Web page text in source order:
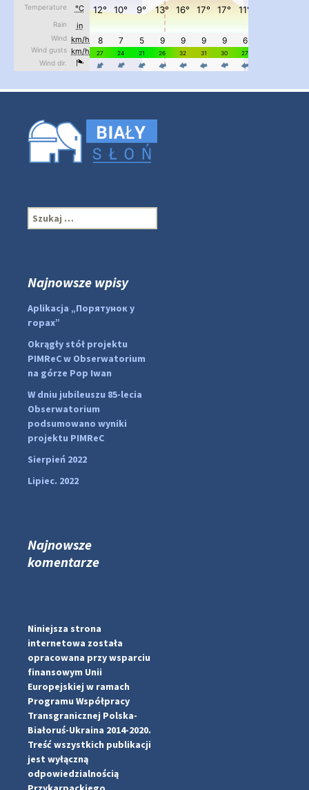
pimrec_project
#PipIvanToday
pimrec_project
z
jNajnowsze wpisy
Aplikacja „Порятунок у
горах”
Okrągły stół projektu
PIMReC w Obserwatorium
na górze Pop Iwan
W dniu jubileuszu 85-lecia
Obserwatorium
podsumowano wyniki
projektu PIMReC
Sierpień 2022
Lipiec. 2022
Najnowsze
komentarze
Niniejsza strona
internetowa została
opracowana przy wsparciu
finansowym Unii
Europejskiej w ramach
Programu Współpracy
Transgranicznej Polska-
Białoruś-Ukraina 2014-2020.
Treść wszystkich publikacji
jest wyłączną
odpowiedzialnością